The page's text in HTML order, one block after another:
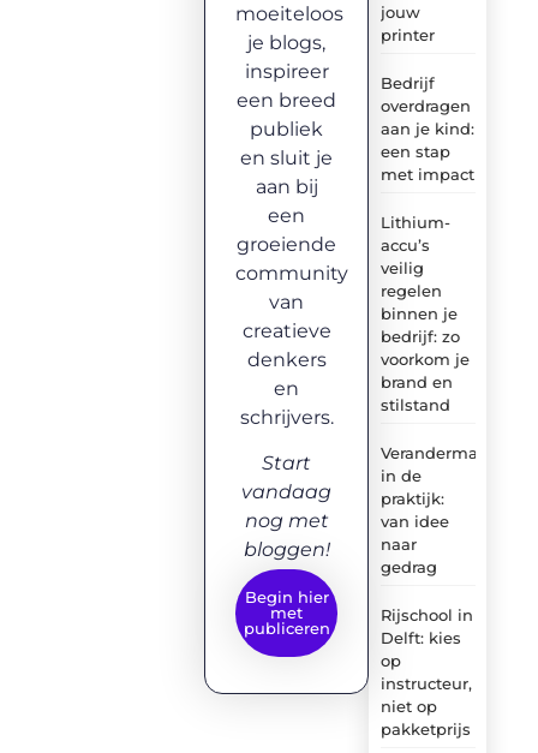
jouw
printer
Bedrijf
overdragen
aan je kind:
een stap
met impact
Lithium-
accu’s
veilig
regelen
binnen je
bedrijf: zo
voorkom je
brand en
stilstand
in de
praktijk:
van idee
naar
gedrag
Rijschool in
Delft: kies
op
instructeur,
niet op
pakketprijs
moeiteloos
je blogs,
inspireer
een breed
publiek
en sluit je
aan bij
een
groeiende
community
van
creatieve
denkers
en
schrijvers.
Start
vandaag
nog met
bloggen!
Begin hier
met
publiceren